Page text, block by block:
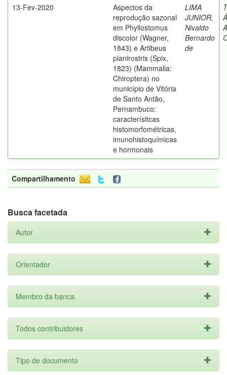
13-Fev-2020
Aspectos da
reprodução sazonal
em Phyllostomus
discolor (Wagner,
1843) e Artibeus
planirostris (Spix,
1823) (Mammalia:
Chiroptera) no
município de Vitória
de Santo Antão,
Pernambuco:
características
histomorfométricas,
imunohistoquímicas
e hormonais
LIMA
JUNIOR,
Nivaldo
Bernardo
de
Compartilhamento
Busca facetada
Autor
Orientador
Membro da banca
Todos contribuidores
Tipo de documento